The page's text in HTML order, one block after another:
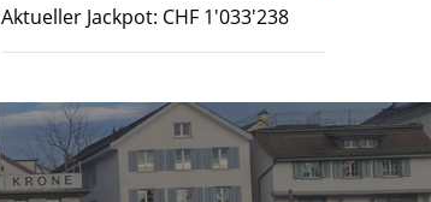
Aktueller Jackpot: CHF 1'033'238